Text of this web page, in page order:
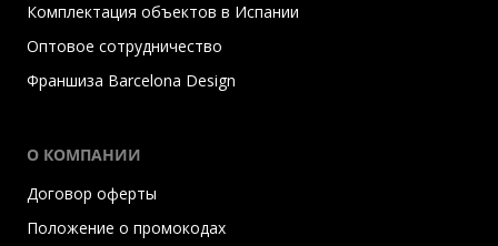
Комплектация объектов в Испании
Оптовое сотрудничество
Франшиза Barcelona Design
О КОМПАНИИ
Договор оферты
Положение о промокодах